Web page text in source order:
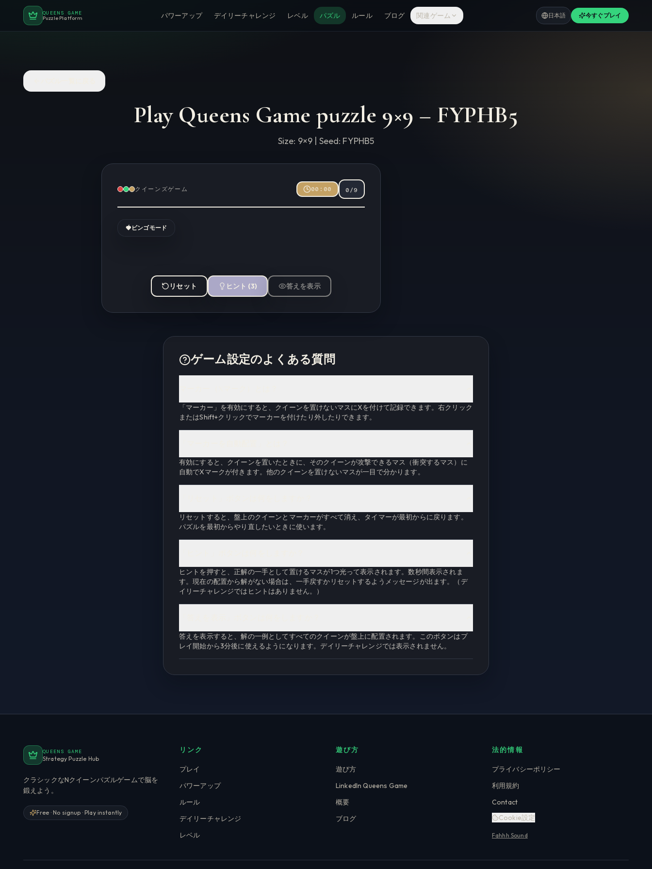
QUEENS GAME
Puzzle Platform パワーアップ デイリーチャレンジ レベル パズル ルール ブログ 関連ゲーム 日本語 今すぐプレイ
Play Queens Game puzzle 9×9 – FYPHB5
Size: 9×9 | Seed: FYPHB5
クイーンズゲーム 00:00 0/9
🍓 ビンゴモード
リセット ヒント (3) 答えを表示
ゲーム設定のよくある質問
「マーカー」を有効にすると、クイーンを置けないマスにXを付けて記録できます。右クリック
またはShift+クリックでマーカーを付けたり外したりできます。
有効にすると、クイーンを置いたときに、そのクイーンが攻撃できるマス（衝突するマス）に
自動でXマークが付きます。他のクイーンを置けないマスが一目で分かります。
リセットすると、盤上のクイーンとマーカーがすべて消え、タイマーが最初からに戻ります。
パズルを最初からやり直したいときに使います。
ヒントを押すと、正解の一手として置けるマスが1つ光って表示されます。数秒間表示されま
す。現在の配置から解がない場合は、一手戻すかリセットするようメッセージが出ます。（デ
イリーチャレンジではヒントはありません。）
答えを表示すると、解の一例としてすべてのクイーンが盤上に配置されます。このボタンはプ
レイ開始から3分後に使えるようになります。デイリーチャレンジでは表示されません。
QUEENS GAME
Strategy Puzzle Hub
クラシックなNクイーンパズルゲームで脳を
鍛えよう。
Free · No signup · Play instantly
リンク
プレイ
パワーアップ
ルール
デイリーチャレンジ
レベル
遊び方
遊び方
LinkedIn Queens Game
概要
ブログ
法的情報
プライバシーポリシー
利用規約
Contact
Cookie設定
Fahhh Sound